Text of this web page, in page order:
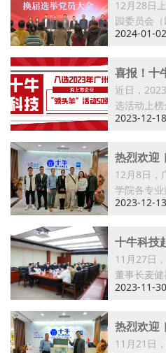
支部书记
节能科技
12月28日
园委员会
2024-01-02
喜报！十
上市企业
近日，
选活动上
2023-12-18
热烈欢迎
工程学院
12月8日，
学院各专
解我
2023-12-13
十牛科技
考察调研
11月27日
董事长麦
省
2023-11-30
热烈欢迎
一行莅临
11月21日